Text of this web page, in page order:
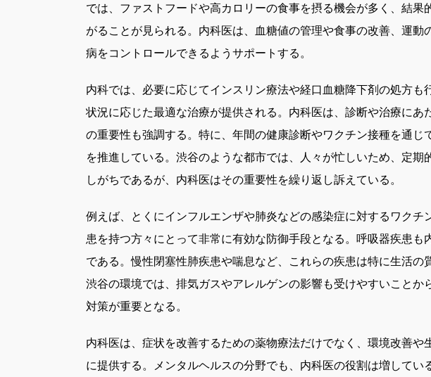
では、ファストフードや高カロリーの食事を摂る機会が多く、結果
がることが見られる。内科医は、血糖値の管理や食事の改善、運動
病をコントロールできるようサポートする。
内科では、必要に応じてインスリン療法や経口血糖降下剤の処方も
状況に応じた最適な治療が提供される。内科医は、診断や治療にあ
の重要性も強調する。特に、年間の健康診断やワクチン接種を通じ
を推進している。渋谷のような都市では、人々が忙しいため、定期
しがちであるが、内科医はその重要性を繰り返し訴えている。
例えば、とくにインフルエンザや肺炎などの感染症に対するワクチ
患を持つ方々にとって非常に有効な防御手段となる。呼吸器疾患も
である。慢性閉塞性肺疾患や喘息など、これらの疾患は特に生活の
渋谷の環境では、排気ガスやアレルゲンの影響も受けやすいことか
対策が重要となる。
内科医は、症状を改善するための薬物療法だけでなく、環境改善
に提供する。メンタルヘルスの分野でも、内科医の役割は増してい